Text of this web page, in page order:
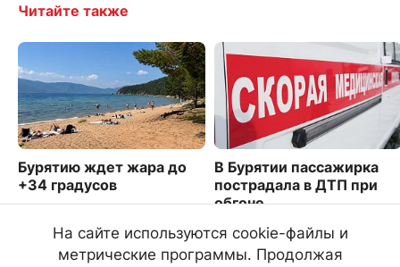
Читайте также
Бурятию ждет жара до
+34 градусов
В Бурятии пассажирка
пострадала в ДТП при
обгоне
1977
На сайте используются cookie-файлы и
метрические программы. Продолжая